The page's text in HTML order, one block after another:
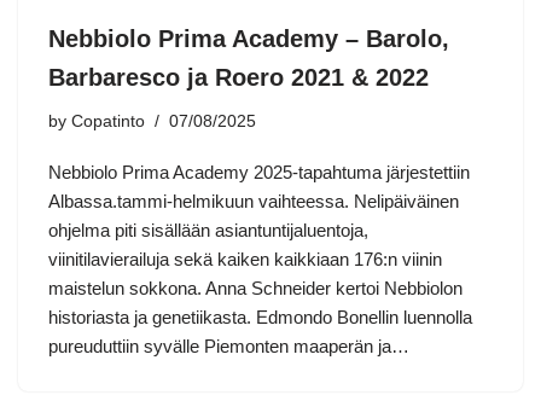
Nebbiolo Prima Academy – Barolo,
Barbaresco ja Roero 2021 & 2022
by Copatinto 07/08/2025
Nebbiolo Prima Academy 2025-tapahtuma järjestettiin
Albassa.tammi-helmikuun vaihteessa. Nelipäiväinen
ohjelma piti sisällään asiantuntijaluentoja,
viinitilavierailuja sekä kaiken kaikkiaan 176:n viinin
maistelun sokkona. Anna Schneider kertoi Nebbiolon
historiasta ja genetiikasta. Edmondo Bonellin luennolla
pureuduttiin syvälle Piemonten maaperän ja…